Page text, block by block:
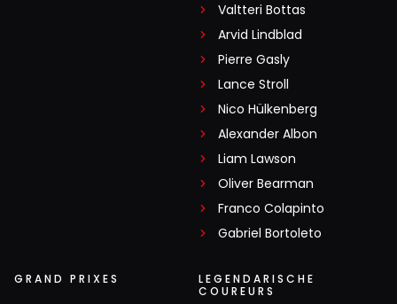
Valtteri Bottas
Arvid Lindblad
Pierre Gasly
Lance Stroll
Nico Hülkenberg
Alexander Albon
Liam Lawson
Oliver Bearman
Franco Colapinto
Gabriel Bortoleto
GRAND PRIXES
LEGENDARISCHE
COUREURS